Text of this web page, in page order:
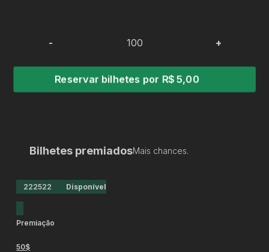
- +
Reservar bilhetes por R$ 5,00
Bilhetes premiadosMais chances.
222522 Disponível
Premiação
50$